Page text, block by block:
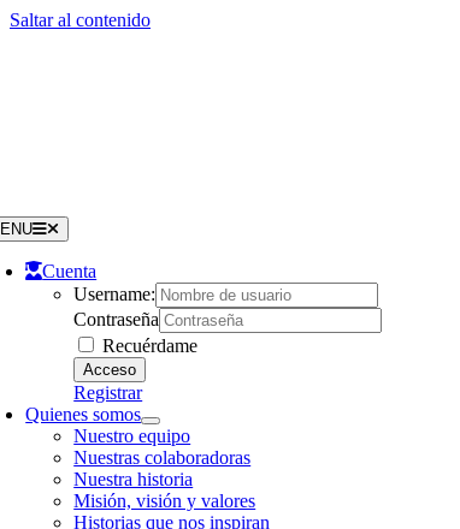
Saltar al contenido
Cuenta
Username:
Contraseña
Recuérdame
Registrar
Quienes somos
Nuestro equipo
Nuestras colaboradoras
Nuestra historia
Misión, visión y valores
Historias que nos inspiran